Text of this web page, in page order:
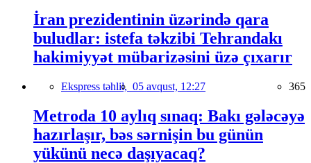
İran prezidentinin üzərində qara
buludlar: istefa təkzibi Tehrandakı
hakimiyyət mübarizəsini üzə çıxarır
Ekspress təhlil, 05 avqust, 12:27 365
Metroda 10 aylıq sınaq: Bakı gələcəyə
hazırlaşır, bəs sərnişin bu günün
yükünü necə daşıyacaq?